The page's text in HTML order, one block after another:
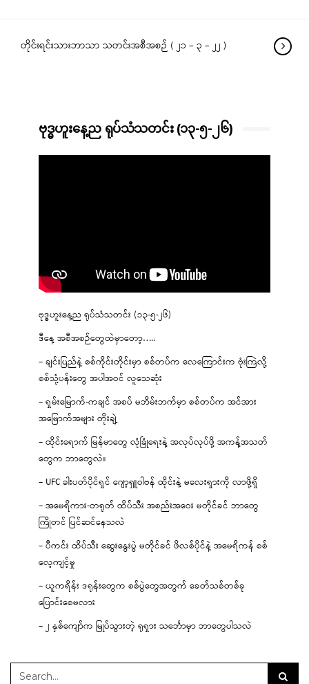
တိုင်းရင်းသားဘာသာ သတင်းအစီအစဉ် ( ၂၁ – ၃ – ၂၂ )
ဗုဒ္ဓဟူးနေ့ည ရုပ်သံသတင်း (၁၃-၅-၂၆)
ဗုဒ္ဓဟူးနေ့ည ရုပ်သံသတင်း (၁၃-၅-၂၆)
ဒီနေ့ အစီအစဉ်တွေထဲမှာတော့…..
– ချင်းပြည်နဲ့ စစ်ကိုင်းတိုင်းမှာ စစ်တပ်က လေကြောင်းက ဗုံးကြဲလို့
စစ်သုံ့ပန်းတွေ အပါအဝင် လူသေဆုံး
– ရှမ်းမြောက်-ကချင် အစပ် မဘိမ်းဘက်မှာ စစ်တပ်က အင်အား
အမြောက်အများ တိုးချဲ့
– ထိုင်းရောက် မြန်မာတွေ လုံခြုံရေးနဲ့ အလုပ်လုပ်ဖို့ အကန့်အသတ်
တွေက ဘာတွေလဲ။
– UFC ခါးပတ်ပိုင်ရှင် ဂျော့ရှူဝါဗန် ထိုင်းနဲ့ မလေးရှားကို လာဖို့ရှိ
– အမေရိကား-တရုတ် ထိပ်သီး အစည်းအဝေး မတိုင်ခင် ဘာတွေ
ကြိုတင် ပြင်ဆင်နေသလဲ
– ပီကင်း ထိပ်သီး ဆွေးနွေးပွဲ မတိုင်ခင် ဖိလစ်ပိုင်နဲ့ အမေရိကန် စစ်
လေ့ကျင့်မှု
– ယူကရိန်း ဒရုန်းတွေက စစ်ပွဲတွေအတွက် ခေတ်သစ်တစ်ခု
ပြောင်းစေမလား
– ၂ နှစ်ကျော်က မြုပ်သွားတဲ့ ရုရှား သင်္ဘောမှာ ဘာတွေပါသလဲ